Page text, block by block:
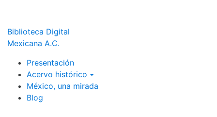
Biblioteca Digital
Mexicana A.C.
Presentación
Acervo histórico
México, una mirada
Blog